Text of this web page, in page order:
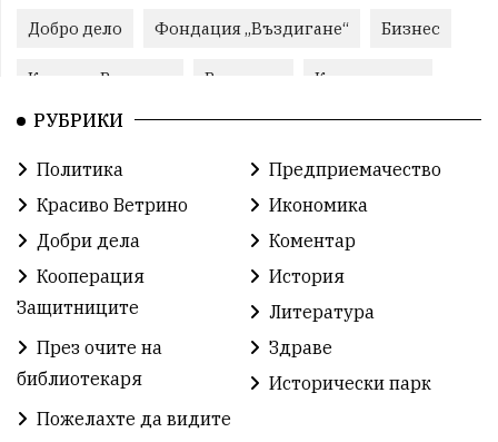
Добро дело Фондация „Въздигане“ Бизнес
Красиво Ветрино Развитие Криминално
Фондация Въздигане
Автосъбитие Празници Розариумът
Партия "Величие" Здраве
СУ „Христо Ботев“ – Ветрино Вълчи дол
Свят
Предстоящи Доброволчески дейности
Забавления Второ българско царство
РУБРИКИ
Политика
Предприемачество
Красиво Ветрино
Икономика
Добри дела
Коментар
Кооперация
Защитниците
История
Литература
През очите на
библиотекаря
Здраве
Исторически парк
Пожелахте да видите